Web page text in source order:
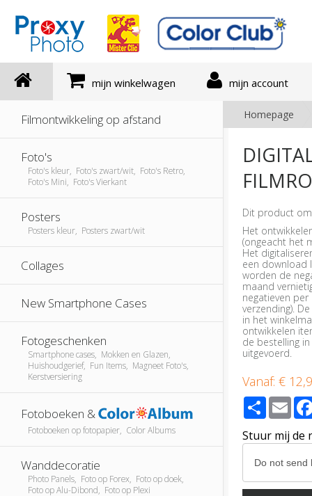
mijn winkelwagen mijn account
Filmontwikkeling op afstand
Foto's
Foto's kleur, Foto's zwart/wit, Foto's Retro,
Foto's Mini, Foto's Vierkant
Posters
Posters kleur, Posters zwart/wit
Collages
New Smartphone Cases
Fotogeschenken
Smartphone cases, Mokken en Glazen,
Huishoudgerief, Fun Items, Magneet Foto's,
Kerstversiering
Fotoboeken &
Fotoboeken op fotopapier, Color Albums
Wanddecoratie
Photo Panels, Foto op Forex, Foto op doek,
Foto op Alu-Dibond, Foto op Plexi
Homepage
Dit product
Het
(ongeacht het
Het
een download
worden de
maand
negatieven
verzending).
in het
ontwikkelen
de bestelling
uitgevoerd.
Vanaf:€
Share
Stuur mij de